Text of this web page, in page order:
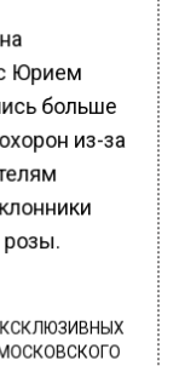
с Юрием
больше
из-за